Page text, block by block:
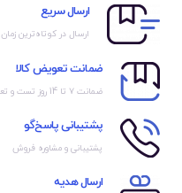
ارسال سریع
ارسال در کوتاه‌ترین زمان
ضمانت تعویض کالا
ضمانت ۷ تا 14 روز تست و تعویض
پشتیبانی پاسخ‌گو
پشتیبانی و مشاوره فروش
ارسال هدیه